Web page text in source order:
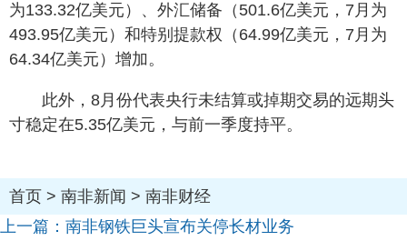
为133.32亿美元）、外汇储备（501.6亿美元，7月为
493.95亿美元）和特别提款权（64.99亿美元，7月为
64.34亿美元）增加。
此外，8月份代表央行未结算或掉期交易的远期头
寸稳定在5.35亿美元，与前一季度持平。
首页 > 南非新闻 > 南非财经
上一篇： 南非钢铁巨头宣布关停长材业务